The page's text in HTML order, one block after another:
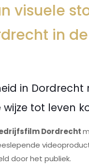
visuele
in
in
tot leven
Dordrecht
door het publiek.